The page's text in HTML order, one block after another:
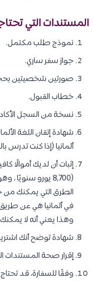
المستندات التي
نموذج طلب مكتمل.
جواز سفر ساري.
صورتين شخصيتين
خطاب القبول.
نسخة من السجل
شهادة إتقان اللغة
ألمانيا (إذا كنت تدرس
إثبات أن لديك أموالًا
الطرق التي يمكنك من
في ألمانيا هي عن
وهذا يعني أنه لا
شهادة توضح أنك
إقرار صحة المستندات
وفقًا للسفارة، قد